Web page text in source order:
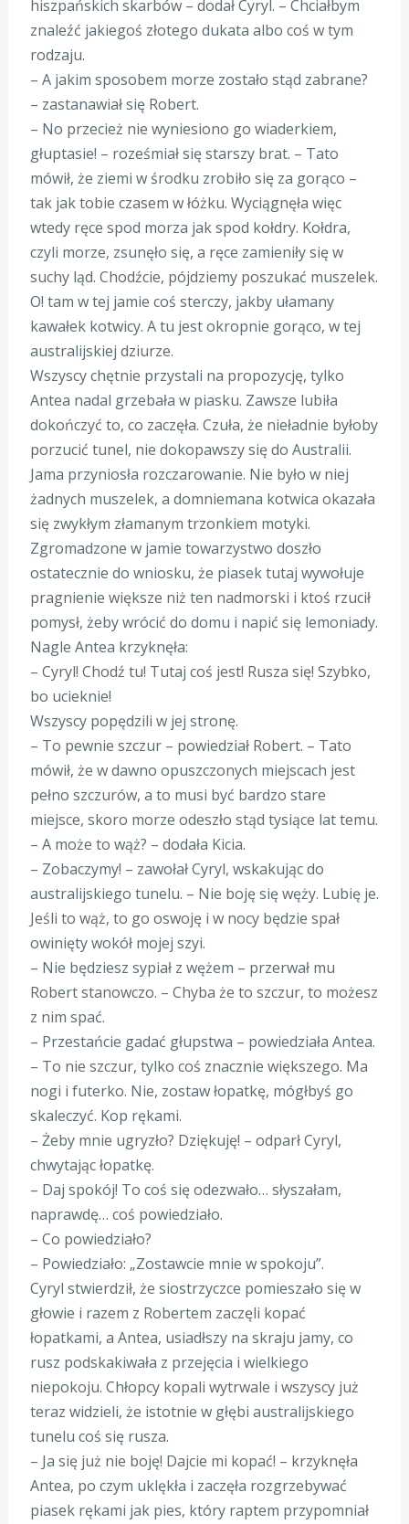
hiszpańskich skarbów – dodał Cyryl. – Chciałbym
znaleźć jakiegoś złotego dukata albo coś w tym
rodzaju.
– A jakim sposobem morze zostało stąd zabrane?
– zastanawiał się Robert.
– No przecież nie wyniesiono go wiaderkiem,
głuptasie! – roześmiał się starszy brat. – Tato
mówił, że ziemi w środku zrobiło się za gorąco –
tak jak tobie czasem w łóżku. Wyciągnęła więc
wtedy ręce spod morza jak spod kołdry. Kołdra,
czyli morze, zsunęło się, a ręce zamieniły się w
suchy ląd. Chodźcie, pójdziemy poszukać muszelek.
O! tam w tej jamie coś sterczy, jakby ułamany
kawałek kotwicy. A tu jest okropnie gorąco, w tej
australijskiej dziurze.
Wszyscy chętnie przystali na propozycję, tylko
Antea nadal grzebała w piasku. Zawsze lubiła
dokończyć to, co zaczęła. Czuła, że nieładnie byłoby
porzucić tunel, nie dokopawszy się do Australii.
Jama przyniosła rozczarowanie. Nie było w niej
żadnych muszelek, a domniemana kotwica okazała
się zwykłym złamanym trzonkiem motyki.
Zgromadzone w jamie towarzystwo doszło
ostatecznie do wniosku, że piasek tutaj wywołuje
pragnienie większe niż ten nadmorski i ktoś rzucił
pomysł, żeby wrócić do domu i napić się lemoniady.
Nagle Antea krzyknęła:
– Cyryl! Chodź tu! Tutaj coś jest! Rusza się! Szybko,
bo ucieknie!
Wszyscy popędzili w jej stronę.
– To pewnie szczur – powiedział Robert. – Tato
mówił, że w dawno opuszczonych miejscach jest
pełno szczurów, a to musi być bardzo stare
miejsce, skoro morze odeszło stąd tysiące lat temu.
– A może to wąż? – dodała Kicia.
– Zobaczymy! – zawołał Cyryl, wskakując do
australijskiego tunelu. – Nie boję się węży. Lubię je.
Jeśli to wąż, to go oswoję i w nocy będzie spał
owinięty wokół mojej szyi.
– Nie będziesz sypiał z wężem – przerwał mu
Robert stanowczo. – Chyba że to szczur, to możesz
z nim spać.
– Przestańcie gadać głupstwa – powiedziała Antea.
– To nie szczur, tylko coś znacznie większego. Ma
nogi i futerko. Nie, zostaw łopatkę, mógłbyś go
skaleczyć. Kop rękami.
– Żeby mnie ugryzło? Dziękuję! – odparł Cyryl,
chwytając łopatkę.
– Daj spokój! To coś się odezwało… słyszałam,
naprawdę… coś powiedziało.
– Co powiedziało?
– Powiedziało: „Zostawcie mnie w spokoju”.
Cyryl stwierdził, że siostrzyczce pomieszało się w
głowie i razem z Robertem zaczęli kopać
łopatkami, a Antea, usiadłszy na skraju jamy, co
rusz podskakiwała z przejęcia i wielkiego
niepokoju. Chłopcy kopali wytrwale i wszyscy już
teraz widzieli, że istotnie w głębi australijskiego
tunelu coś się rusza.
– Ja się już nie boję! Dajcie mi kopać! – krzyknęła
Antea, po czym uklękła i zaczęła rozgrzebywać
piasek rękami jak pies, który raptem przypomniał